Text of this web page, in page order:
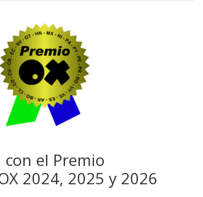
el Premio
2024, 2025 y 2026